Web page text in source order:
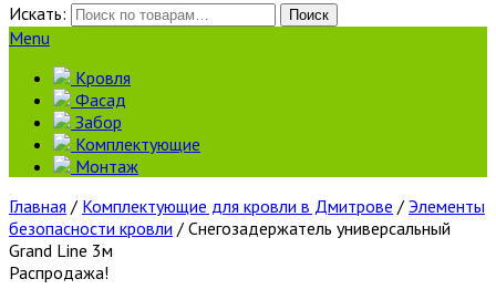
Искать:
Поиск
Menu
Кровля
Фасад
Забор
Комплектующие
Монтаж
Главная / Комплектующие для кровли в Дмитрове / Элементы
безопасности кровли / Снегозадержатель универсальный
Grand Line 3м
Распродажа!